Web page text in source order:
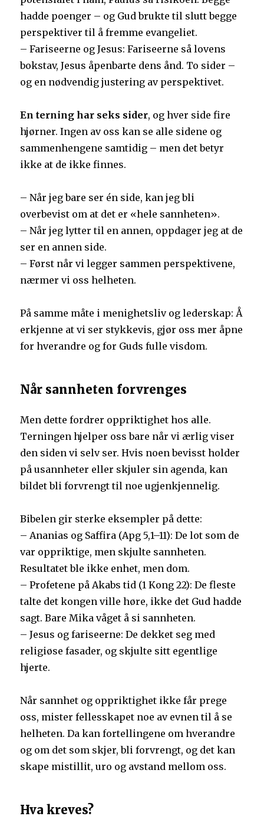
hadde poenger – og Gud brukte til slutt begge
perspektiver til å fremme evangeliet.
– Fariseerne og Jesus: Fariseerne så lovens
bokstav, Jesus åpenbarte dens ånd. To sider –
og en nødvendig justering av perspektivet.
En terning har seks sider, og hver side fire
hjørner. Ingen av oss kan se alle sidene og
sammenhengene samtidig – men det betyr
ikke at de ikke finnes.
– Når jeg bare ser én side, kan jeg bli
overbevist om at det er «hele sannheten».
– Når jeg lytter til en annen, oppdager jeg at de
ser en annen side.
– Først når vi legger sammen perspektivene,
nærmer vi oss helheten.
På samme måte i menighetsliv og lederskap: Å
erkjenne at vi ser stykkevis, gjør oss mer åpne
for hverandre og for Guds fulle visdom.
Når sannheten forvrenges
Men dette fordrer oppriktighet hos alle.
Terningen hjelper oss bare når vi ærlig viser
den siden vi selv ser. Hvis noen bevisst holder
på usannheter eller skjuler sin agenda, kan
bildet bli forvrengt til noe ugjenkjennelig.
Bibelen gir sterke eksempler på dette:
– Ananias og Saffira (Apg 5,1–11): De lot som de
var oppriktige, men skjulte sannheten.
Resultatet ble ikke enhet, men dom.
– Profetene på Akabs tid (1 Kong 22): De fleste
talte det kongen ville høre, ikke det Gud hadde
sagt. Bare Mika våget å si sannheten.
– Jesus og fariseerne: De dekket seg med
religiøse fasader, og skjulte sitt egentlige
hjerte.
Når sannhet og oppriktighet ikke får prege
oss, mister fellesskapet noe av evnen til å se
helheten. Da kan fortellingene om hverandre
og om det som skjer, bli forvrengt, og det kan
skape mistillit, uro og avstand mellom oss.
Hva kreves?